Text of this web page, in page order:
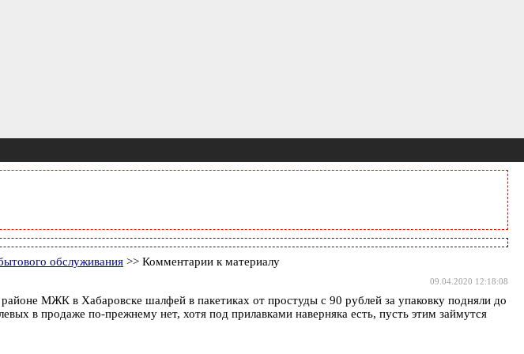
обслуживания >> Комментарии к материалу
09.04.2020 12:18:08
МЖК в Хабаровске шалфей в пакетиках от простуды с 90 рублей за упаковку подняли до
в продаже по-прежнему нет, хотя под прилавками наверняка есть, пусть этим займутся